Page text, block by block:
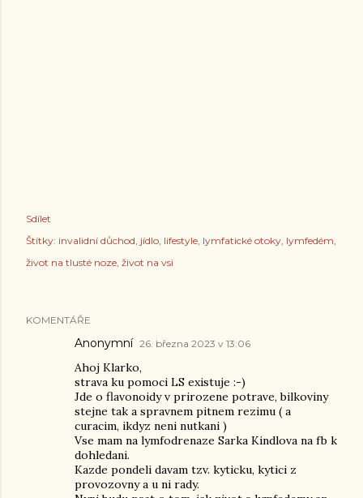
Sdílet
Štítky: invalidní důchod jídlo lifestyle lymfatické otoky lymfedém
život na tlusté noze život na vsi
KOMENTÁŘE
Anonymní 26. března 2023 v 13:06
Ahoj Klarko,
strava ku pomoci LS existuje :-)
Jde o flavonoidy v prirozene potrave, bilkoviny
stejne tak a spravnem pitnem rezimu ( a
curacim, ikdyz neni nutkani )
Vse mam na lymfodrenaze Sarka Kindlova na fb k
dohledani.
Kazde pondeli davam tzv. kyticku, kytici z
provozovny a u ni rady.